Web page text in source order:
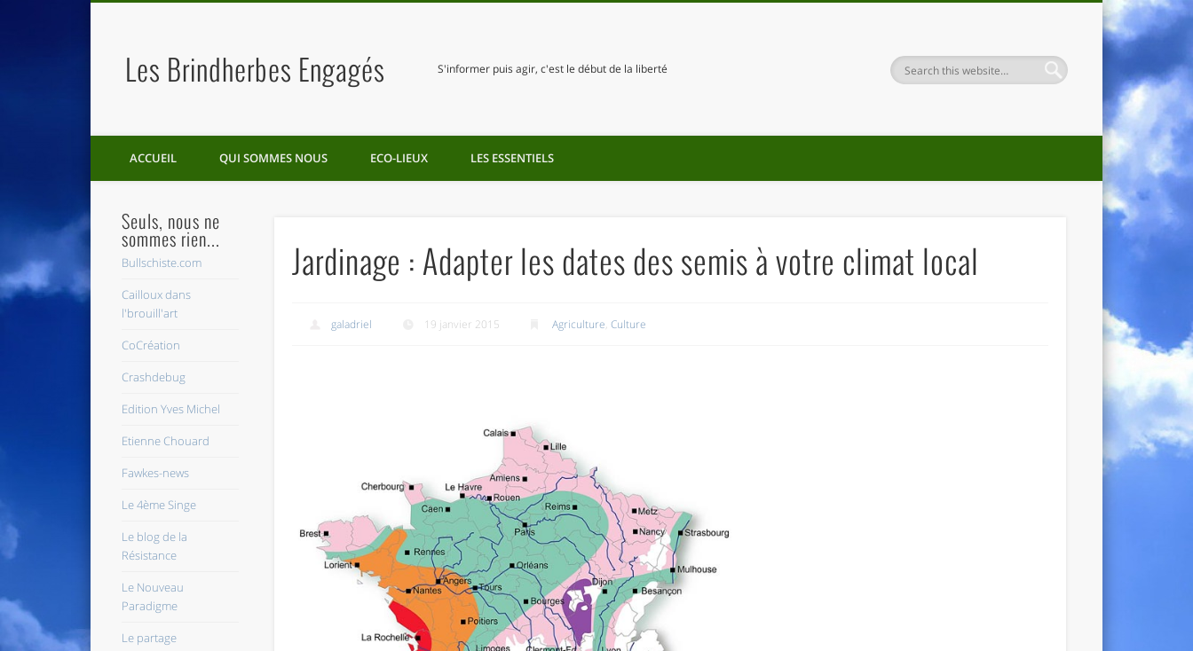
Les Brindherbes Engagés S'informer puis agir, c'est le début de la liberté
ACCUEIL QUI SOMMES NOUS ECO-LIEUX LES ESSENTIELS
Jardinage : Adapter les dates des semis à votre climat local
galadriel 19 janvier 2015 Agriculture,Culture
Seuls, nous ne
sommes rien...
Bullschiste.com
Cailloux dans
l'brouill'art
CoCréation
Crashdebug
Edition Yves Michel
Etienne Chouard
Fawkes-news
Le 4ème Singe
Le blog de la
Résistance
Le Nouveau
Paradigme
Le partage